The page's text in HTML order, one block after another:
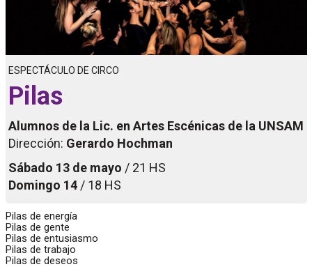
ESPECTÁCULO DE CIRCO
Pilas
Alumnos de la Lic. en Artes Escénicas de la UNSAM
Dirección: Gerardo Hochman
Sábado 13 de mayo / 21 HS
Domingo 14 / 18 HS
Pilas de energía
Pilas de gente
Pilas de entusiasmo
Pilas de trabajo
Pilas de deseos